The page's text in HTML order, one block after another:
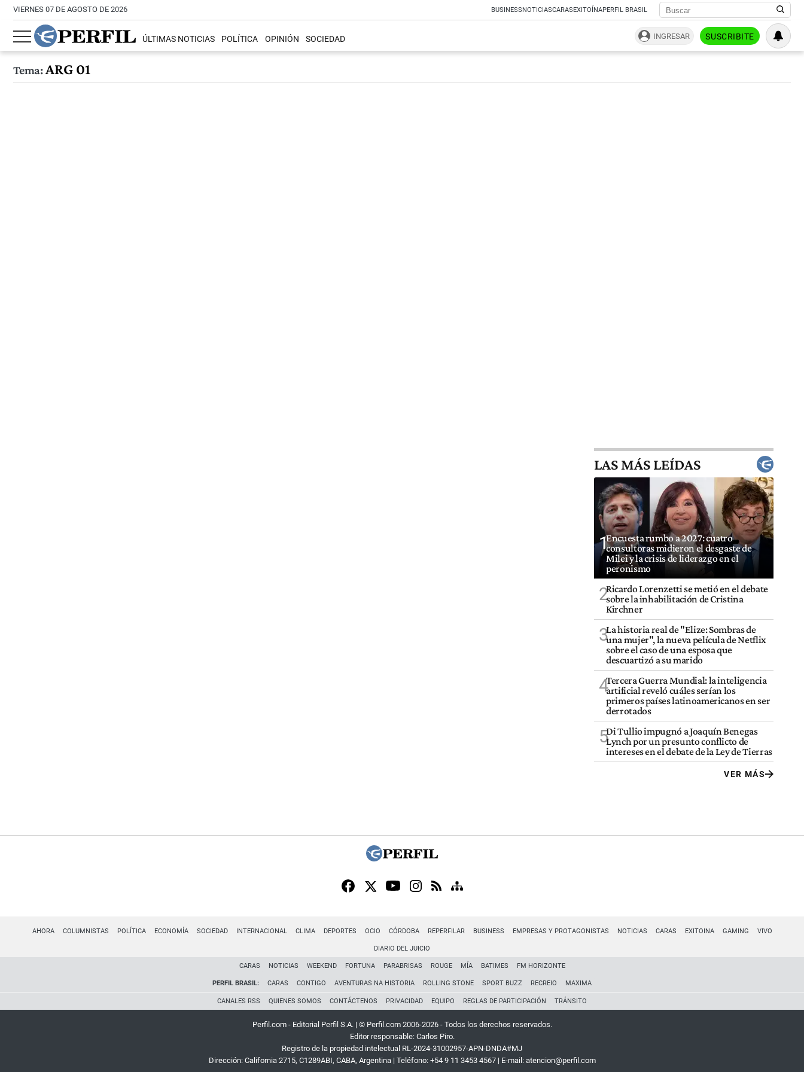
VIERNES 07 DE AGOSTO DE 2026 BUSINESSNOTICIASCARASEXITOÍNAPERFIL BRASIL
ÚLTIMAS NOTICIAS POLÍTICA OPINIÓN SOCIEDAD INGRESAR SUSCRIBITE
Tema:ARG 01
LAS MÁS LEÍDAS
1Encuesta rumbo a 2027: cuatro
consultoras midieron el desgaste de
Milei y la crisis de liderazgo en el
peronismo
2Ricardo Lorenzetti se metió en el debate
sobre la inhabilitación de Cristina
Kirchner
3La historia real de "Elize: Sombras de
una mujer", la nueva película de Netflix
sobre el caso de una esposa que
descuartizó a su marido
4Tercera Guerra Mundial: la inteligencia
artificial reveló cuáles serían los
primeros países latinoamericanos en ser
derrotados
5Di Tullio impugnó a Joaquín Benegas
Lynch por un presunto conflicto de
intereses en el debate de la Ley de Tierras
VER MÁS
AHORA COLUMNISTAS POLÍTICA ECONOMÍA SOCIEDAD INTERNACIONAL CLIMA DEPORTES OCIO CÓRDOBA REPERFILAR BUSINESS EMPRESAS Y PROTAGONISTAS NOTICIAS CARAS EXITOINA GAMING VIVO
DIARIO DEL JUICIO
CARAS NOTICIAS WEEKEND FORTUNA PARABRISAS ROUGE MÍA BATIMES FM HORIZONTE
PERFIL BRASIL: CARAS CONTIGO AVENTURAS NA HISTORIA ROLLING STONE SPORT BUZZ RECREIO MAXIMA
CANALES RSS QUIENES SOMOS CONTÁCTENOS PRIVACIDAD EQUIPO REGLAS DE PARTICIPACIÓN TRÁNSITO
Perfil.com - Editorial Perfil S.A. | © Perfil.com 2006-2026 - Todos los derechos reservados.
Editor responsable: Carlos Piro.
Registro de la propiedad intelectual RL-2024-31002957-APN-DNDA#MJ
Dirección: California 2715, C1289ABI, CABA, Argentina| Teléfono: +54 9 11 3453 4567| E-mail: atencion@perfil.com